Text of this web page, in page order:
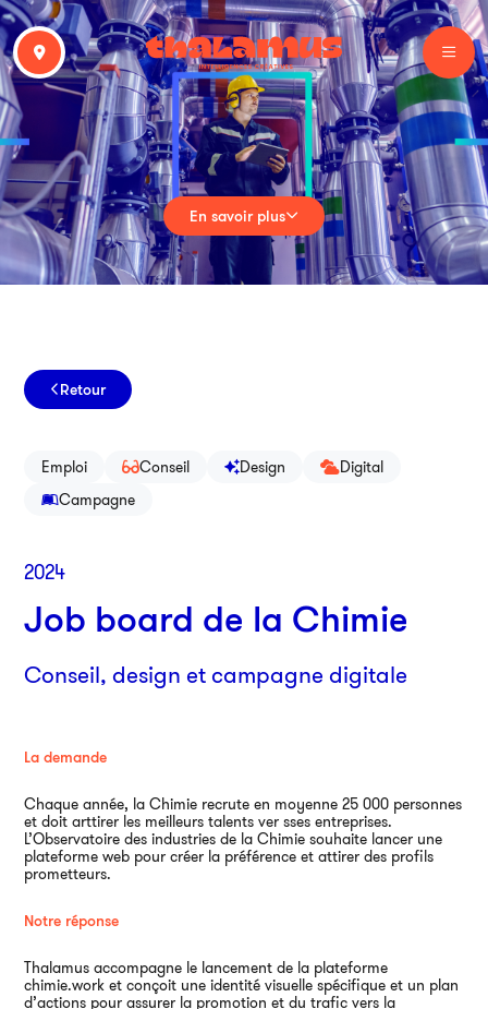
En savoir plus
Retour
Emploi Conseil Design
Digital
Campagne
2024
Job board de la Chimie
Conseil, design et campagne digitale
La demande
Chaque année, la Chimie recrute en moyenne 25 000 personnes
et doit arttirer les meilleurs talents ver sses entreprises.
L’Observatoire des industries de la Chimie souhaite lancer une
plateforme web pour créer la préférence et attirer des profils
prometteurs.
Notre réponse
Thalamus accompagne le lancement de la plateforme
chimie.work et conçoit une identité visuelle spécifique et un plan
d’actions pour assurer la promotion et du trafic vers la